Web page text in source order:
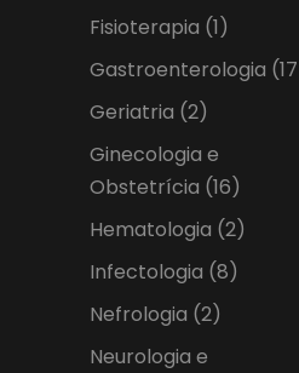
Fisioterapia (1)
Gastroenterologia
Geriatria (2)
Ginecologia e
Obstetrícia (16)
Hematologia (2)
Infectologia (8)
Nefrologia (2)
Neurologia e